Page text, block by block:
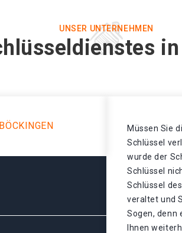
UNSER UNTERNEHMEN
Müssen Sie
Schlüssel
wurde der
Schlüssel
Schlüssel
veraltet und
Sogen, denn
Ihnen